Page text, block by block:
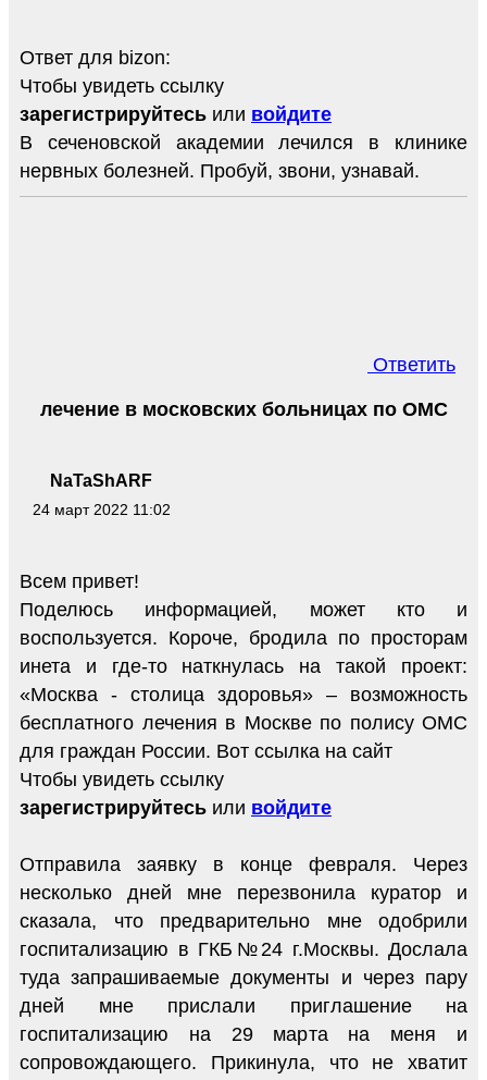
Ответ для bizon:
Чтобы увидеть ссылку
зарегистрируйтесь или войдите
В сеченовской академии лечился в клинике
нервных болезней. Пробуй, звони, узнавай.
Ответить
NaTaShARF
24 март 2022 11:02
лечение в московских больницах по ОМС
Всем привет!
Поделюсь информацией, может кто и
воспользуется. Короче, бродила по просторам
инета и где-то наткнулась на такой проект:
«Москва - столица здоровья» – возможность
бесплатного лечения в Москве по полису ОМС
для граждан России. Вот ссылка на сайт
Чтобы увидеть ссылку
зарегистрируйтесь или войдите
Отправила заявку в конце февраля. Через
несколько дней мне перезвонила куратор и
сказала, что предварительно мне одобрили
госпитализацию в ГКБ№24 г.Москвы. Дослала
туда запрашиваемые документы и через пару
дней мне прислали приглашение на
госпитализацию на 29 марта на меня и
сопровождающего. Прикинула, что не хватит